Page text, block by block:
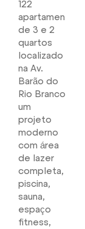
122
apartamentos
de 3 e 2
quartos
localizado
na Av.
Barão do
Rio Branco
um
projeto
moderno
com área
de lazer
completa,
piscina,
sauna,
espaço
fitness,